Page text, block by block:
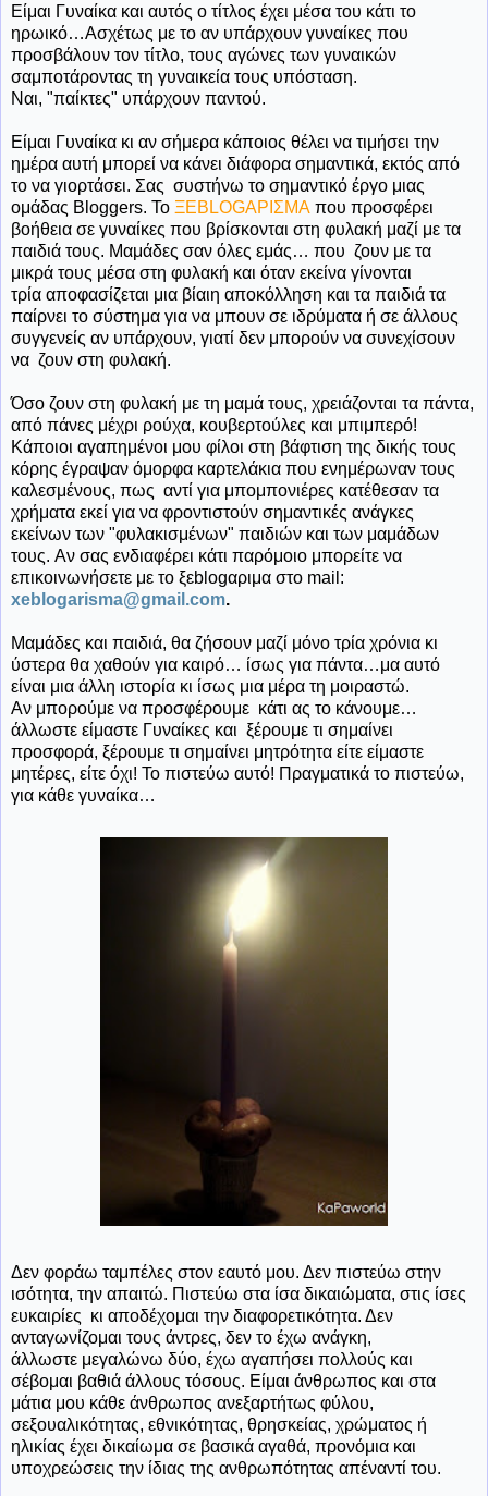
Είμαι Γυναίκα και αυτός ο τίτλος έχει μέσα του κάτι το
ηρωικό…Ασχέτως με το αν υπάρχουν γυναίκες που
προσβάλουν τον τίτλο, τους αγώνες των γυναικών
σαμποτάροντας τη γυναικεία τους υπόσταση.
Ναι, "παίκτες" υπάρχουν παντού.
Είμαι Γυναίκα κι αν σήμερα κάποιος θέλει να τιμήσει την
ημέρα αυτή μπορεί να κάνει διάφορα σημαντικά, εκτός από
το να γιορτάσει. Σας συστήνω το σημαντικό έργο μιας
ομάδας Bloggers. Το ΞΕΒLOGΑΡΙΣΜΑ που προσφέρει
βοήθεια σε γυναίκες που βρίσκονται στη φυλακή μαζί με τα
παιδιά τους. Μαμάδες σαν όλες εμάς… που ζουν με τα
μικρά τους μέσα στη φυλακή και όταν εκείνα γίνονται
τρία αποφασίζεται μια βίαιη αποκόλληση και τα παιδιά τα
παίρνει το σύστημα για να μπουν σε ιδρύματα ή σε άλλους
συγγενείς αν υπάρχουν, γιατί δεν μπορούν να συνεχίσουν
να ζουν στη φυλακή.
Όσο ζουν στη φυλακή με τη μαμά τους, χρειάζονται τα πάντα,
από πάνες μέχρι ρούχα, κουβερτούλες και μπιμπερό!
Κάποιοι αγαπημένοι μου φίλοι στη βάφτιση της δικής τους
κόρης έγραψαν όμορφα καρτελάκια που ενημέρωναν τους
καλεσμένους, πως αντί για μπομπονιέρες κατέθεσαν τα
χρήματα εκεί για να φροντιστούν σημαντικές ανάγκες
εκείνων των "φυλακισμένων" παιδιών και των μαμάδων
τους. Αν σας ενδιαφέρει κάτι παρόμοιο μπορείτε να
επικοινωνήσετε με το ξεblogαριμα στο mail:
xeblogarisma@gmail.com.
Μαμάδες και παιδιά, θα ζήσουν μαζί μόνο τρία χρόνια κι
ύστερα θα χαθούν για καιρό… ίσως για πάντα…μα αυτό
είναι μια άλλη ιστορία κι ίσως μια μέρα τη μοιραστώ.
Αν μπορούμε να προσφέρουμε κάτι ας το κάνουμε…
άλλωστε είμαστε Γυναίκες και ξέρουμε τι σημαίνει
προσφορά, ξέρουμε τι σημαίνει μητρότητα είτε είμαστε
μητέρες, είτε όχι! Το πιστεύω αυτό! Πραγματικά το πιστεύω,
για κάθε γυναίκα…
Δεν φοράω ταμπέλες στον εαυτό μου. Δεν πιστεύω στην
ισότητα, την απαιτώ. Πιστεύω στα ίσα δικαιώματα, στις ίσες
ευκαιρίες κι αποδέχομαι την διαφορετικότητα. Δεν
ανταγωνίζομαι τους άντρες, δεν το έχω ανάγκη,
άλλωστε μεγαλώνω δύο, έχω αγαπήσει πολλούς και
σέβομαι βαθιά άλλους τόσους. Είμαι άνθρωπος και στα
μάτια μου κάθε άνθρωπος ανεξαρτήτως φύλου,
σεξουαλικότητας, εθνικότητας, θρησκείας, χρώματος ή
ηλικίας έχει δικαίωμα σε βασικά αγαθά, προνόμια και
υποχρεώσεις την ίδιας της ανθρωπότητας απέναντί του.